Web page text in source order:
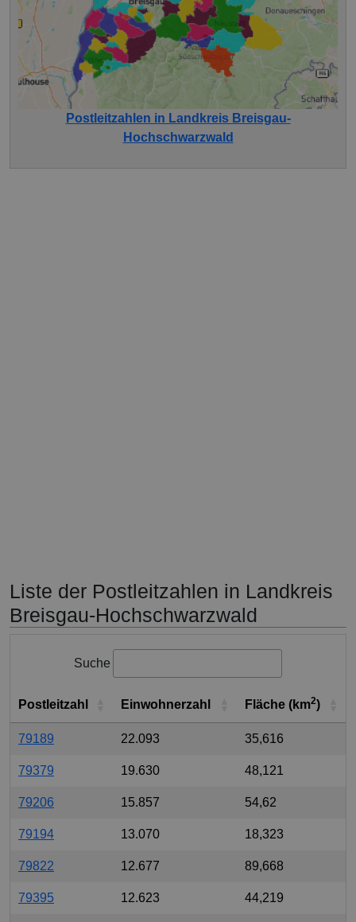
Postleitzahlen in Landkreis Breisgau-
Hochschwarzwald
Liste der Postleitzahlen in Landkreis
Breisgau-Hochschwarzwald
Suche
Postleitzahl Einwohnerzahl Fläche (km2)
79189 22.093 35,616
79379 19.630 48,121
79206 15.857 54,62
79194 13.070 18,323
79822 12.677 89,668
79395 12.623 44,219